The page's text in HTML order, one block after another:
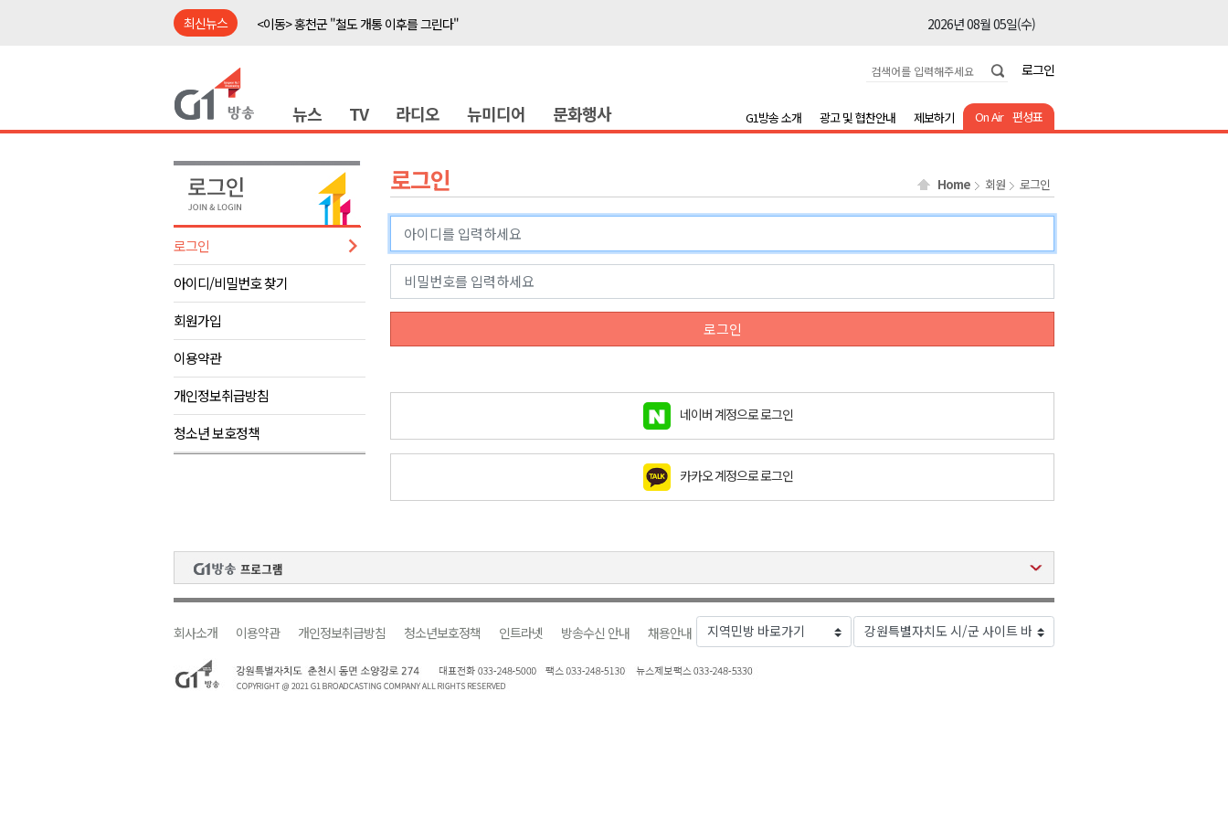
최신뉴스
<이동> 홍천군 "철도 개통 이후를 그린다"
2026년 08월 05일(수)
2026년 08월 05일(수)
강릉 영화영상문화 예산 삭감 반발 확산
2026년 08월 05일(수)
양구군, 상반기 스포츠마케팅 경제효과 212억 원
홍천소방서, 신청사 준공식..33년 만 청사 이전
2026년 08월 05일(수)
ITS 교통도시 강릉..콜 버스 실증
농민단체 "농자재값 폭등, 농산물 가격 하락" 대책 촉구
2026년 08월 05일(수)
<이동> "무더운 여름, 맥주와 함께"..홍천 맥주축제 개막
<이동> 홍천군 "철도 개통 이후를 그린다"
2026년 08월 05일(수)
<이동> 홍천 'K-바이오' 거점 구축 '속도'
2026년 08월 05일(수)
<출연> 신영재 홍천군수 대담
강릉 영화영상문화 예산 삭감 반발 확산
강원자치도, 공공임대주택 1만호 공급
농민단체 "농자재값 폭등, 농산물 가격 하락" 대책 촉구
2026년 08월 05일(수)
로그인
뉴스 TV 라디오 뉴미디어 문화행사 On Air 편성표
G1방송 소개 광고 및 협찬안내 제보하기
로그인
아이디/비밀번호 찾기
회원가입
이용약관
개인정보취급방침
청소년 보호정책
로그인 Home 회원 로그인
로그인
네이버 계정으로 로그인
카카오 계정으로 로그인
회사소개 이용약관 개인정보취급방침 청소년보호정책 인트라넷 방송수신 안내 채용안내